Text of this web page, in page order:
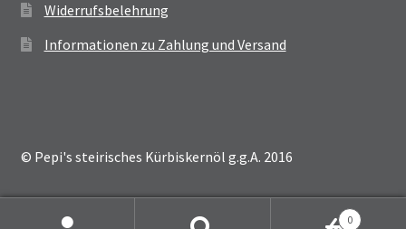
Widerrufsbelehrung
Informationen zu Zahlung und Versand
© Pepi's steirisches Kürbiskernöl g.g.A. 2016
0